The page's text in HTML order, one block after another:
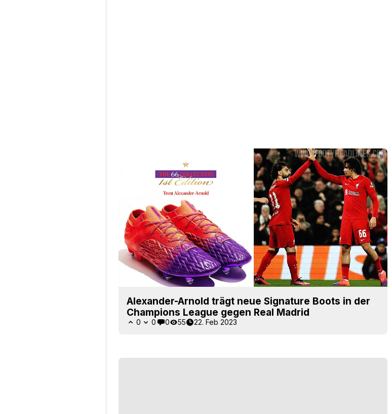
Alexander-Arnold trägt neue Signature Boots in der
Champions League gegen Real Madrid
0 0 0 55 22. Feb 2023